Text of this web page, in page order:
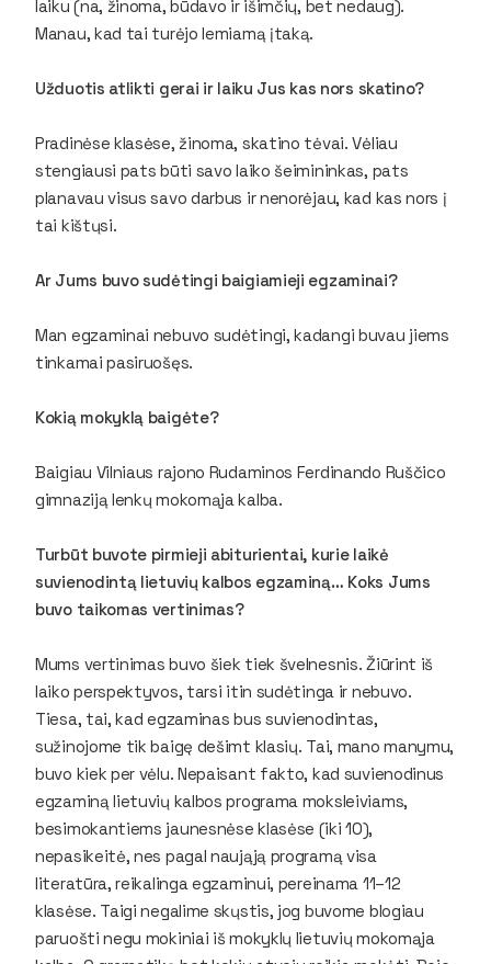
laiku (na, žinoma, būdavo ir išimčių, bet nedaug).
Manau, kad tai turėjo lemiamą įtaką.
Užduotis atlikti gerai ir laiku Jus kas nors skatino?
Pradinėse klasėse, žinoma, skatino tėvai. Vėliau
stengiausi pats būti savo laiko šeimininkas, pats
planavau visus savo darbus ir nenorėjau, kad kas nors į
tai kištųsi.
Ar Jums buvo sudėtingi baigiamieji egzaminai?
Man egzaminai nebuvo sudėtingi, kadangi buvau jiems
tinkamai pasiruošęs.
Kokią mokyklą baigėte?
Baigiau Vilniaus rajono Rudaminos Ferdinando Ruščico
gimnaziją lenkų mokomąja kalba.
Turbūt buvote pirmieji abiturientai, kurie laikė
suvienodintą lietuvių kalbos egzaminą… Koks Jums
buvo taikomas vertinimas?
Mums vertinimas buvo šiek tiek švelnesnis. Žiūrint iš
laiko perspektyvos, tarsi itin sudėtinga ir nebuvo.
Tiesa, tai, kad egzaminas bus suvienodintas,
sužinojome tik baigę dešimt klasių. Tai, mano manymu,
buvo kiek per vėlu. Nepaisant fakto, kad suvienodinus
egzaminą lietuvių kalbos programa moksleiviams,
besimokantiems jaunesnėse klasėse (iki 10),
nepasikeitė, nes pagal naująją programą visa
literatūra, reikalinga egzaminui, pereinama 11–12
klasėse. Taigi negalime skųstis, jog buvome blogiau
paruošti negu mokiniai iš mokyklų lietuvių mokomąja